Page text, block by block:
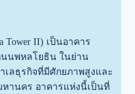
Tower II) เป็นอาคาร
นพหลโยธิน ในย่าน
ลธุรกิจที่มีศักยภาพสูงและ
หานคร อาคารแห่งนี้เป็นที่